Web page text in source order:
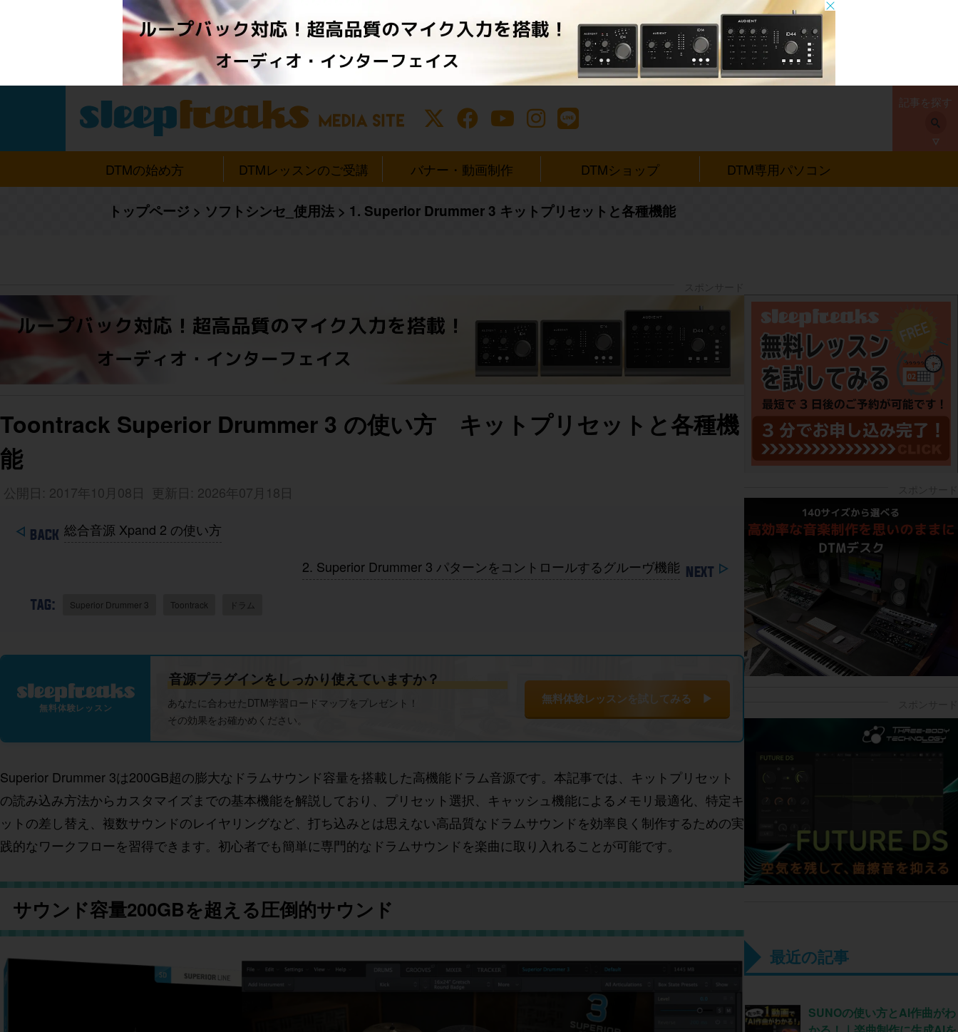
DTMの始め方 DTMレッスンのご受講 バナー・動画制作 DTMショップ DTM専用パソコン
記事を探す
トップページ > ソフトシンセ_使用法 > 1. Superior Drummer 3 キットプリセットと各種機能
Toontrack Superior Drummer 3 の使い方 キットプリセットと各種機
能
公開日: 2017年10月08日
更新日: 2026年07月18日
総合音源 Xpand 2 の使い方
2. Superior Drummer 3 パターンをコントロールするグルーヴ機能
TAG: Superior Drummer 3 Toontrack ドラム
無料体験レッスン
音源プラグインをしっかり使えていますか？
あなたに合わせたDTM学習ロードマップをプレゼント！
その効果をお確かめください。
無料体験レッスンを試してみる ▶
Superior Drummer 3は200GB超の膨大なドラムサウンド容量を搭載した高機能ドラム音源です。本記事では、キットプリセット
の読み込み方法からカスタマイズまでの基本機能を解説しており、プリセット選択、キャッシュ機能によるメモリ最適化、特定キ
ットの差し替え、複数サウンドのレイヤリングなど、打ち込みとは思えない高品質なドラムサウンドを効率良く制作するための実
践的なワークフローを習得できます。初心者でも簡単に専門的なドラムサウンドを楽曲に取り入れることが可能です。
サウンド容量200GBを超える圧倒的サウンド
最近の記事
SUNOの使い方とAI作曲がわ